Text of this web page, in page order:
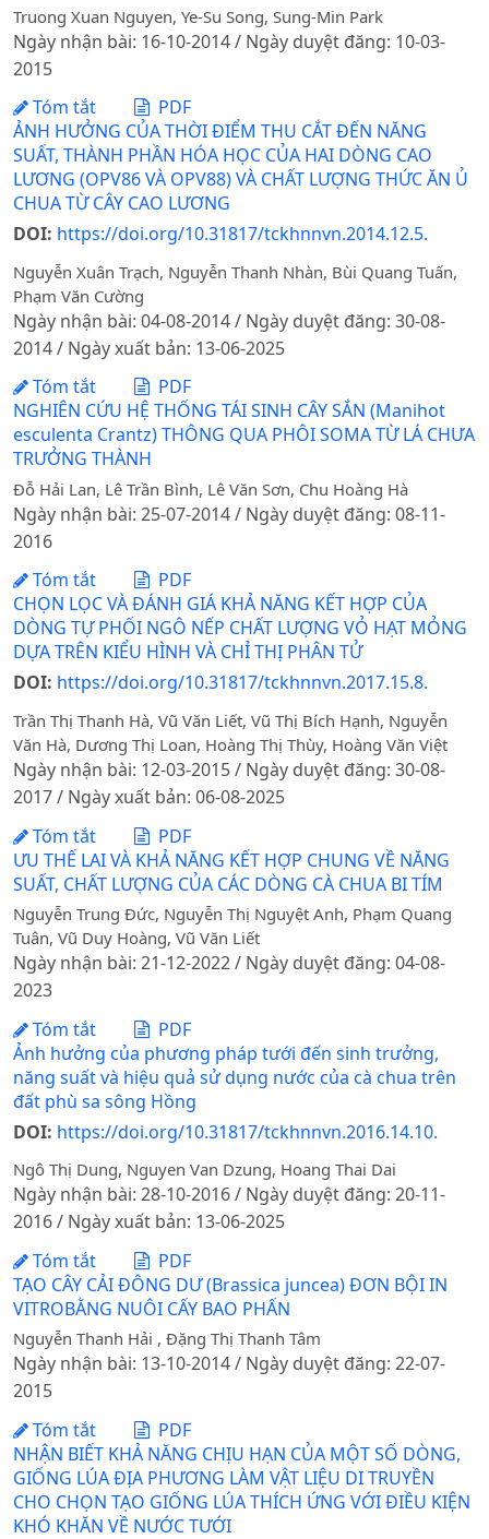
Truong Xuan Nguyen, Ye-Su Song, Sung-Min Park
Ngày nhận bài: 16-10-2014 / Ngày duyệt đăng: 10-03-
2015
Tóm tắt
PDF
ẢNH HƯỞNG CỦA THỜI ĐIỂM THU CẮT ĐẾN NĂNG
SUẤT, THÀNH PHẦN HÓA HỌC CỦA HAI DÒNG CAO
LƯƠNG (OPV86 VÀ OPV88) VÀ CHẤT LƯỢNG THỨC ĂN Ủ
CHUA TỪ CÂY CAO LƯƠNG
DOI: https://doi.org/10.31817/tckhnnvn.2014.12.5.
Nguyễn Xuân Trạch, Nguyễn Thanh Nhàn, Bùi Quang Tuấn,
Phạm Văn Cường
Ngày nhận bài: 04-08-2014 / Ngày duyệt đăng: 30-08-
2014 / Ngày xuất bản: 13-06-2025
Tóm tắt
PDF
NGHIÊN CỨU HỆ THỐNG TÁI SINH CÂY SẮN (Manihot
esculenta Crantz) THÔNG QUA PHÔI SOMA TỪ LÁ CHƯA
TRƯỞNG THÀNH
Đỗ Hải Lan, Lê Trần Bình, Lê Văn Sơn, Chu Hoàng Hà
Ngày nhận bài: 25-07-2014 / Ngày duyệt đăng: 08-11-
2016
Tóm tắt
PDF
CHỌN LỌC VÀ ĐÁNH GIÁ KHẢ NĂNG KẾT HỢP CỦA
DÒNG TỰ PHỐI NGÔ NẾP CHẤT LƯỢNG VỎ HẠT MỎNG
DỰA TRÊN KIỂU HÌNH VÀ CHỈ THỊ PHÂN TỬ
DOI: https://doi.org/10.31817/tckhnnvn.2017.15.8.
Trần Thị Thanh Hà, Vũ Văn Liết, Vũ Thị Bích Hạnh, Nguyễn
Văn Hà, Dương Thị Loan, Hoàng Thị Thùy, Hoàng Văn Việt
Ngày nhận bài: 12-03-2015 / Ngày duyệt đăng: 30-08-
2017 / Ngày xuất bản: 06-08-2025
Tóm tắt
PDF
ƯU THẾ LAI VÀ KHẢ NĂNG KẾT HỢP CHUNG VỀ NĂNG
SUẤT, CHẤT LƯỢNG CỦA CÁC DÒNG CÀ CHUA BI TÍM
Nguyễn Trung Đức, Nguyễn Thị Nguyệt Anh, Phạm Quang
Tuân, Vũ Duy Hoàng, Vũ Văn Liết
Ngày nhận bài: 21-12-2022 / Ngày duyệt đăng: 04-08-
2023
Tóm tắt
PDF
Ảnh hưởng của phương pháp tưới đến sinh trưởng,
năng suất và hiệu quả sử dụng nước của cà chua trên
đất phù sa sông Hồng
DOI: https://doi.org/10.31817/tckhnnvn.2016.14.10.
Ngô Thị Dung, Nguyen Van Dzung, Hoang Thai Dai
Ngày nhận bài: 28-10-2016 / Ngày duyệt đăng: 20-11-
2016 / Ngày xuất bản: 13-06-2025
Tóm tắt
PDF
TẠO CÂY CẢI ĐÔNG DƯ (Brassica juncea) ĐƠN BỘI IN
VITROBẰNG NUÔI CẤY BAO PHẤN
Nguyễn Thanh Hải , Đặng Thị Thanh Tâm
Ngày nhận bài: 13-10-2014 / Ngày duyệt đăng: 22-07-
2015
Tóm tắt
PDF
NHẬN BIẾT KHẢ NĂNG CHỊU HẠN CỦA MỘT SỐ DÒNG,
GIỐNG LÚA ĐỊA PHƯƠNG LÀM VẬT LIỆU DI TRUYỀN
CHO CHỌN TẠO GIỐNG LÚA THÍCH ỨNG VỚI ĐIỀU KIỆN
KHÓ KHĂN VỀ NƯỚC TƯỚI